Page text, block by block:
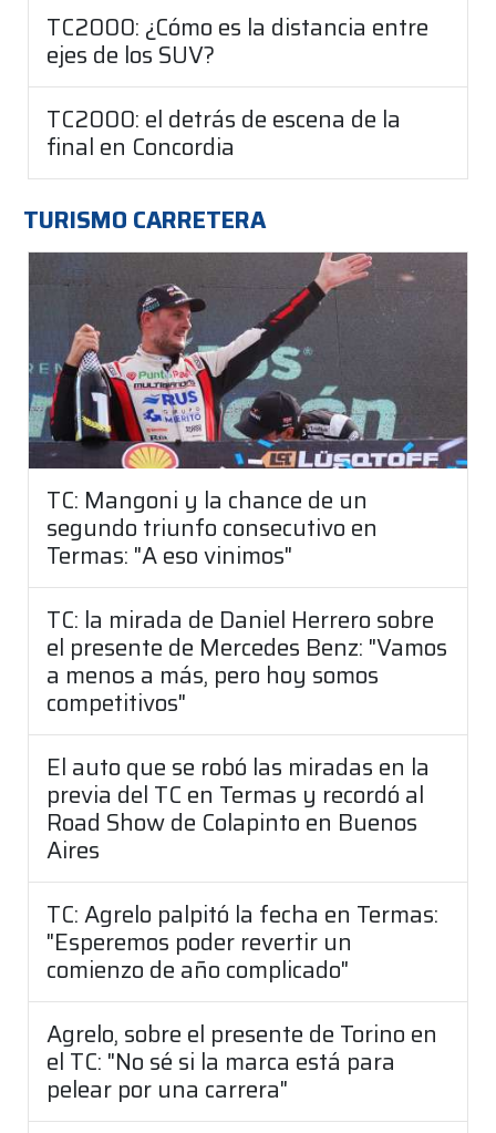
TC2000: ¿Cómo es la distancia entre
ejes de los SUV?
TC2000: el detrás de escena de la
final en Concordia
TURISMO CARRETERA
TC: Mangoni y la chance de un
segundo triunfo consecutivo en
Termas: "A eso vinimos"
TC: la mirada de Daniel Herrero sobre
el presente de Mercedes Benz: "Vamos
a menos a más, pero hoy somos
competitivos"
El auto que se robó las miradas en la
previa del TC en Termas y recordó al
Road Show de Colapinto en Buenos
Aires
TC: Agrelo palpitó la fecha en Termas:
"Esperemos poder revertir un
comienzo de año complicado"
Agrelo, sobre el presente de Torino en
el TC: "No sé si la marca está para
pelear por una carrera"